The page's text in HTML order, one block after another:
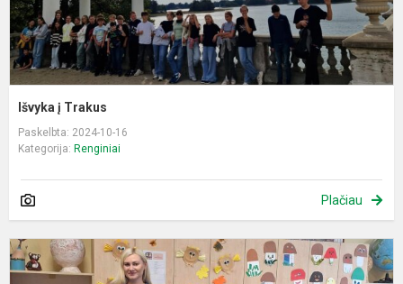
Išvyka į Trakus
Paskelbta: 2024-10-16
Kategorija: Renginiai
Plačiau